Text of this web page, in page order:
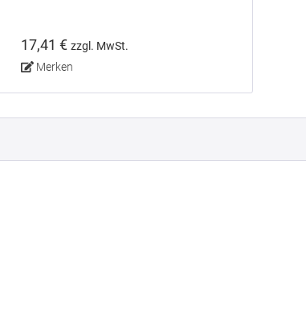
17,41 € zzgl. MwSt.
Merken